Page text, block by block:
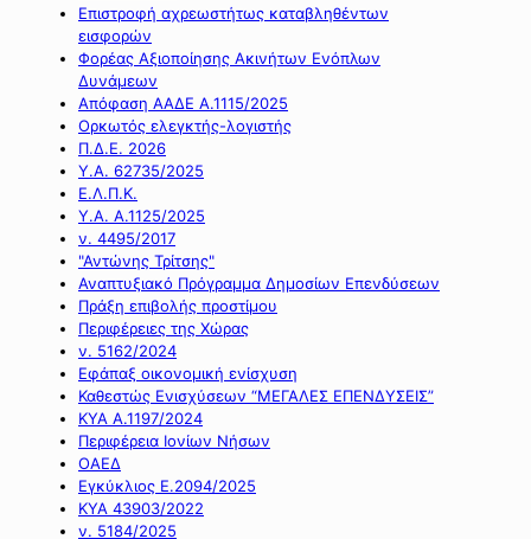
Επιστροφή αχρεωστήτως καταβληθέντων
εισφορών
Φορέας Αξιοποίησης Ακινήτων Ενόπλων
Δυνάμεων
Απόφαση ΑΑΔΕ Α.1115/2025
Ορκωτός ελεγκτής-λογιστής
Π.Δ.Ε. 2026
Υ.Α. 62735/2025
Ε.Λ.Π.Κ.
Υ.Α. Α.1125/2025
ν. 4495/2017
"Αντώνης Τρίτσης"
Αναπτυξιακό Πρόγραμμα Δημοσίων Επενδύσεων
Πράξη επιβολής προστίμου
Περιφέρειες της Χώρας
ν. 5162/2024
Εφάπαξ οικονομική ενίσχυση
Καθεστώς Ενισχύσεων “ΜΕΓΑΛΕΣ ΕΠΕΝΔΥΣΕΙΣ”
ΚΥΑ Α.1197/2024
Περιφέρεια Ιονίων Νήσων
ΟΑΕΔ
Εγκύκλιος Ε.2094/2025
ΚΥΑ 43903/2022
ν. 5184/2025